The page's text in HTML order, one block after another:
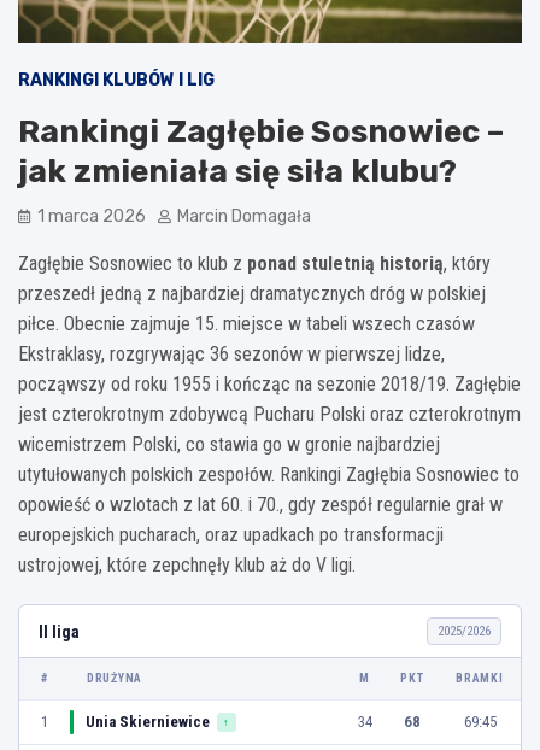
RANKINGI KLUBÓW I LIG
Rankingi Zagłębie Sosnowiec –
jak zmieniała się siła klubu?
1 marca 2026 Marcin Domagała
Zagłębie Sosnowiec to klub z ponad stuletnią historią, który
przeszedł jedną z najbardziej dramatycznych dróg w polskiej
piłce. Obecnie zajmuje 15. miejsce w tabeli wszech czasów
Ekstraklasy, rozgrywając 36 sezonów w pierwszej lidze,
począwszy od roku 1955 i kończąc na sezonie 2018/19. Zagłębie
jest czterokrotnym zdobywcą Pucharu Polski oraz czterokrotnym
wicemistrzem Polski, co stawia go w gronie najbardziej
utytułowanych polskich zespołów. Rankingi Zagłębia Sosnowiec to
opowieść o wzlotach z lat 60. i 70., gdy zespół regularnie grał w
europejskich pucharach, oraz upadkach po transformacji
ustrojowej, które zepchnęły klub aż do V ligi.
II liga 2025/2026
# DRUŻYNA M PKT BRAMKI
1 Unia Skierniewice ↑ 34 68 69:45